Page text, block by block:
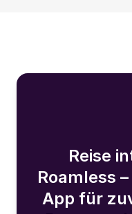
Reise
Roamless
App für